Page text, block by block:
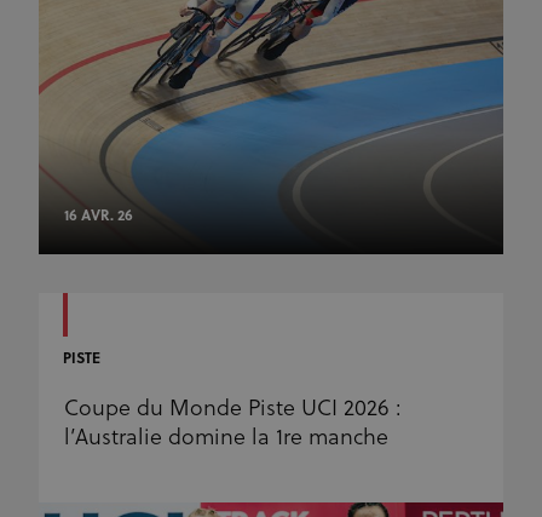
16 AVR. 26
PISTE
Coupe du Monde Piste UCI 2026 :
l’Australie domine la 1re manche